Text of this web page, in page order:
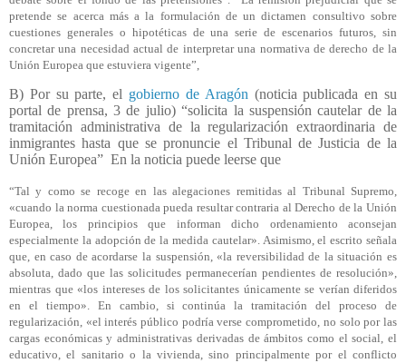
pretende se acerca más a la formulación de un dictamen consultivo sobre
cuestiones generales o hipotéticas de una serie de escenarios futuros, sin
concretar una necesidad actual de interpretar una normativa de derecho de la
Unión Europea que estuviera vigente”,
B) Por su parte, el gobierno de Aragón(noticia publicada en su
portal de prensa, 3 de julio) “solicita la suspensión cautelar de la
tramitación administrativa de la regularización extraordinaria de
inmigrantes hasta que se pronuncie el Tribunal de Justicia de la
Unión Europea” En la noticia puede leerse que
“Tal y como se recoge en las alegaciones remitidas al Tribunal Supremo,
«cuando la norma cuestionada pueda resultar contraria al Derecho de la Unión
Europea, los principios que informan dicho ordenamiento aconsejan
especialmente la adopción de la medida cautelar». Asimismo, el escrito señala
que, en caso de acordarse la suspensión, «la reversibilidad de la situación es
absoluta, dado que las solicitudes permanecerían pendientes de resolución»,
mientras que «los intereses de los solicitantes únicamente se verían diferidos
en el tiempo». En cambio, si continúa la tramitación del proceso de
regularización, «el interés público podría verse comprometido, no solo por las
cargas económicas y administrativas derivadas de ámbitos como el social, el
educativo, el sanitario o la vivienda, sino principalmente por el conflicto